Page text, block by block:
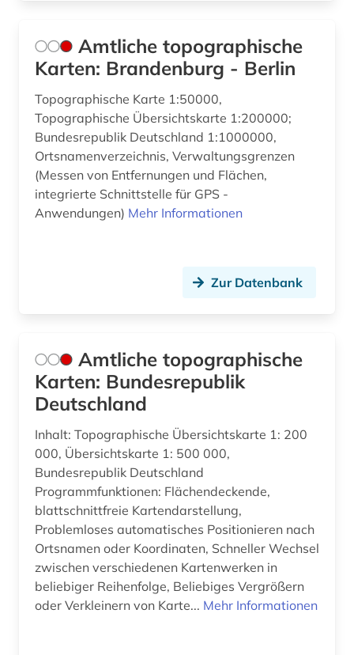
genf (1)
geobasisdaten (1)
geodaten (3)
geodienst (2)
geogener faktor (1)
geografieunterricht (1)
geographie (22)
geographie bibliographie (1)
geographische daten (1)
geographische informationssysteme (2)
geographische zentralbibliothek (1)
geographischer name (5)
Amtliche topographische
Karten: Brandenburg - Berlin
Topographische Karte 1:50000,
Topographische Übersichtskarte 1:200000;
Bundesrepublik Deutschland 1:1000000,
Ortsnamenverzeichnis, Verwaltungsgrenzen
(Messen von Entfernungen und Flächen,
integrierte Schnittstelle für GPS -
Anwendungen) Mehr Informationen
Zur Datenbank
Amtliche topographische
Karten: Bundesrepublik
Deutschland
Inhalt: Topographische Übersichtskarte 1: 200
000, Übersichtskarte 1: 500 000,
Bundesrepublik Deutschland
Programmfunktionen: Flächendeckende,
blattschnittfreie Kartendarstellung,
Problemloses automatisches Positionieren nach
Ortsnamen oder Koordinaten, Schneller Wechsel
zwischen verschiedenen Kartenwerken in
beliebiger Reihenfolge, Beliebiges Vergrößern
oder Verkleinern von Karte... Mehr Informationen